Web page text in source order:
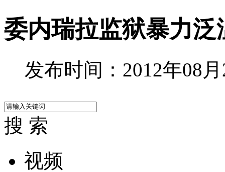
委内瑞拉监狱暴力
发布时间：2012年08
搜 索
视频